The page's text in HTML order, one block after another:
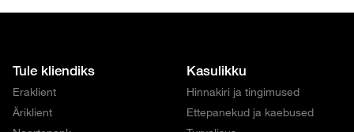
Tule kliendiks
Eraklient
Äriklient
Kasulikku
Hinnakiri ja tingimused
Ettepanekud ja kaebused